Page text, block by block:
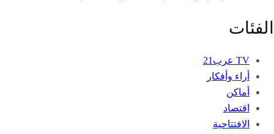
الفئات
TV عرب21
أراء وأفكار
أماكن
اقتصاد
الافتتاحية